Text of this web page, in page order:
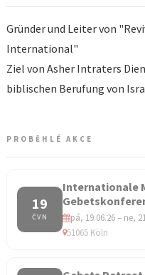
Gründer und Leiter von
International"
Ziel von Asher Intraters
biblischen Berufung von
PROBĚHLÉ AKCE
19
ČVN
Internationale
pá, 19.06.26 – ne,
51065 Köln